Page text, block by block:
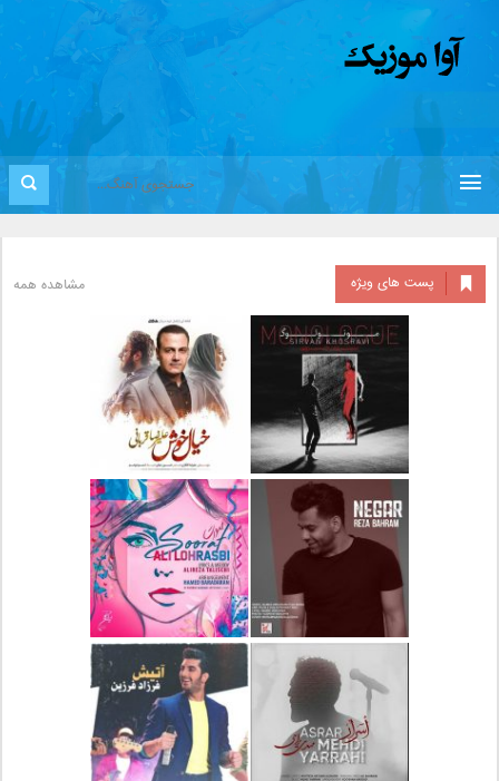
پست های ویژه مشاهده همه
دانلود آلبوم جدید سیروان
خسروی بنام مونولوگ
دانلود آهنگ جدید علیرضا
قربانی بنام خیال خوش
دانلود آهنگ جدید رضا
بهرام بنام نگار
دانلود آهنگ جدید علی
لهراسبی بنام صورت